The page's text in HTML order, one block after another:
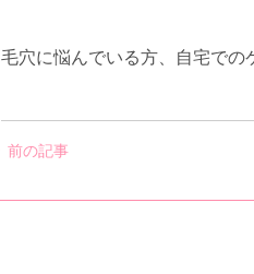
毛穴に悩んでいる方、自宅での
前の記事